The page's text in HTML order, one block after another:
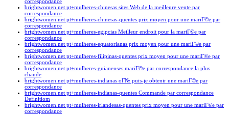
correspondance
brightwomen.net pt+mulheres-chinesas sites Web de la meilleure vente par
correspondance
brightwomen.net pt+mulheres-chinesas-quentes prix moyen pour une mariГ©e par
correspondance
brightwomen.net pt+mulheres-egipcias Meilleur endroit pour la mariГ©e par
correspondance
brightwomen.net pt+mulheres-equatorianas prix moyen pour une mariГ©e par
correspondance
brightwomen.net pt+mulheres-filipinas-quentes prix moyen pour une mariГ©e par
correspondance
brightwomen.net pt+mulheres-guianenses mariГ©e par correspondance la plus
chaude
brightwomen.net pt+mulheres-indianas oГ№ puis-je obtenir une mariГ©e par
correspondance
brightwomen.net pt+mulheres-indianas-quentes Commande par correspondance
Definitiom
brightwomen.net pt+mulheres-irlandesas-quentes prix moyen pour une mariГ©e par
correspondance